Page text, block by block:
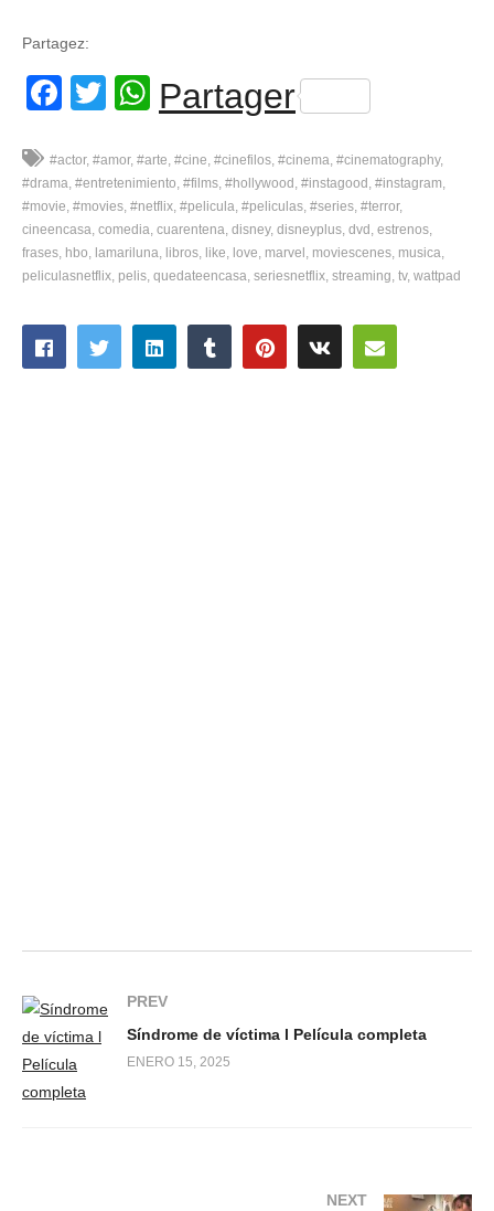
Partagez:
Facebook
Twitter
WhatsApp
Partager
#actor #amor #arte #cine #cinefilos #cinema #cinematography
#drama #entretenimiento #films #hollywood #instagood #instagram
#movie #movies #netflix #pelicula #peliculas #series #terror
cineencasa comedia cuarentena disney disneyplus dvd estrenos
frases hbo lamariluna libros like love marvel moviescenes musica
peliculasnetflix pelis quedateencasa seriesnetflix streaming tv wattpad
PREV
Síndrome de víctima l Película completa
ENERO 15, 2025
NEXT